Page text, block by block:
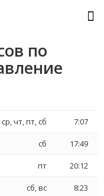
по
чт, пт, сб 7:07
сб 17:49
пт 20:12
сб, вс 8:23